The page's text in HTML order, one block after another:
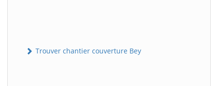
Trouver chantier couverture Bey